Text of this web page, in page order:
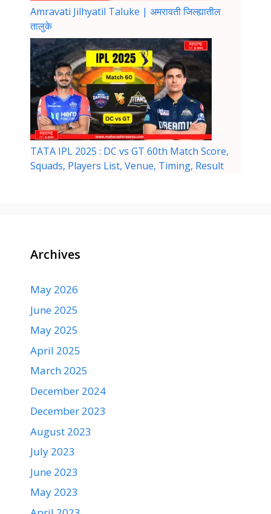
Amravati Jilhyatil Taluke | अमरावती जिल्ह्यातील
तालुके
TATA IPL 2025 : DC vs GT 60th Match Score,
Squads, Players List, Venue, Timing, Result
Archives
May 2026
June 2025
May 2025
April 2025
March 2025
December 2024
December 2023
August 2023
July 2023
June 2023
May 2023